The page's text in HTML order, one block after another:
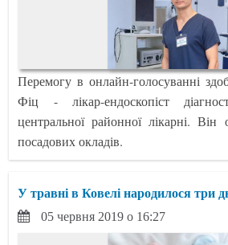
Перемогу в онлайн-голосуванні
Фіц - лікар-ендоскопіст
центральної районної лікарні.
посадових окладів.
У травні в Ковелі народилося три
05 червня 2019 о 16:27